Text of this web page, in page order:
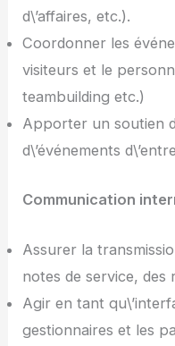
d\’affaires, etc.).
Coordonner les
visiteurs et le
teambuilding etc.)
Apporter un soutien
d\’événements
Communication
Assurer la
notes de service,
Agir en tant
gestionnaires et les